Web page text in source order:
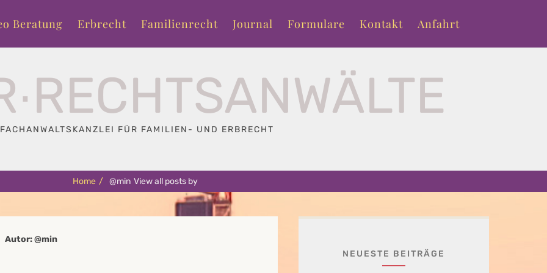
Beratung Erbrecht Familienrecht Journal Formulare Kontakt Anfahrt
FACHANWALTSKANZLEI FÜR FAMILIEN- UND ERBRECHT
Home / View all posts by
@min
Autor:@min
NEUESTE BEITRÄGE